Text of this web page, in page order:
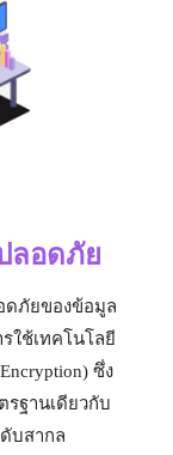
ลอดภัย
ดภัยของข้อมูล
ใช้เทคโนโลยี
ซึ่ง
รฐานเดียวกับ
บสากล